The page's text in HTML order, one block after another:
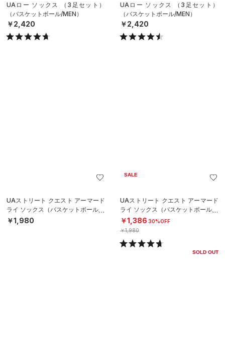
UAロー ソックス （3足セット）
（バスケットボール/MEN）
￥2,420
UAロー ソックス （3足セット）
（バスケットボール/MEN）
￥2,420
UAストリート クエスト アーマード
ライ ソックス（バスケットボール/U
NISEX）
￥1,980
SALE
UAストリート クエスト アーマード
ライ ソックス（バスケットボール/U
NISEX）
￥1,386 30%OFF
￥1,980
SOLD OUT